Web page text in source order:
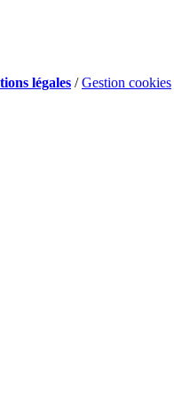
légales /Gestion cookies